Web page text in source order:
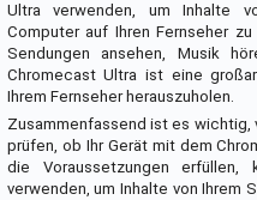
Ultra verwenden, um Inhalte
Computer auf Ihren Fernseher
Sendungen ansehen, Musik
Chromecast Ultra ist eine
Ihrem Fernseher herauszuholen.
Zusammenfassend ist es wichtig,
prüfen, ob Ihr Gerät mit dem
die Voraussetzungen
verwenden, um Inhalte von Ihrem